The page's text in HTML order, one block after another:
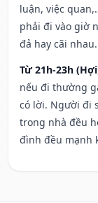
luận, việc
phải đi vào giờ
đả hay cãi nhau.
Từ 21h-23h
nếu đi thường
có lời. Người đi
trong nhà đều
đình đều mạnh